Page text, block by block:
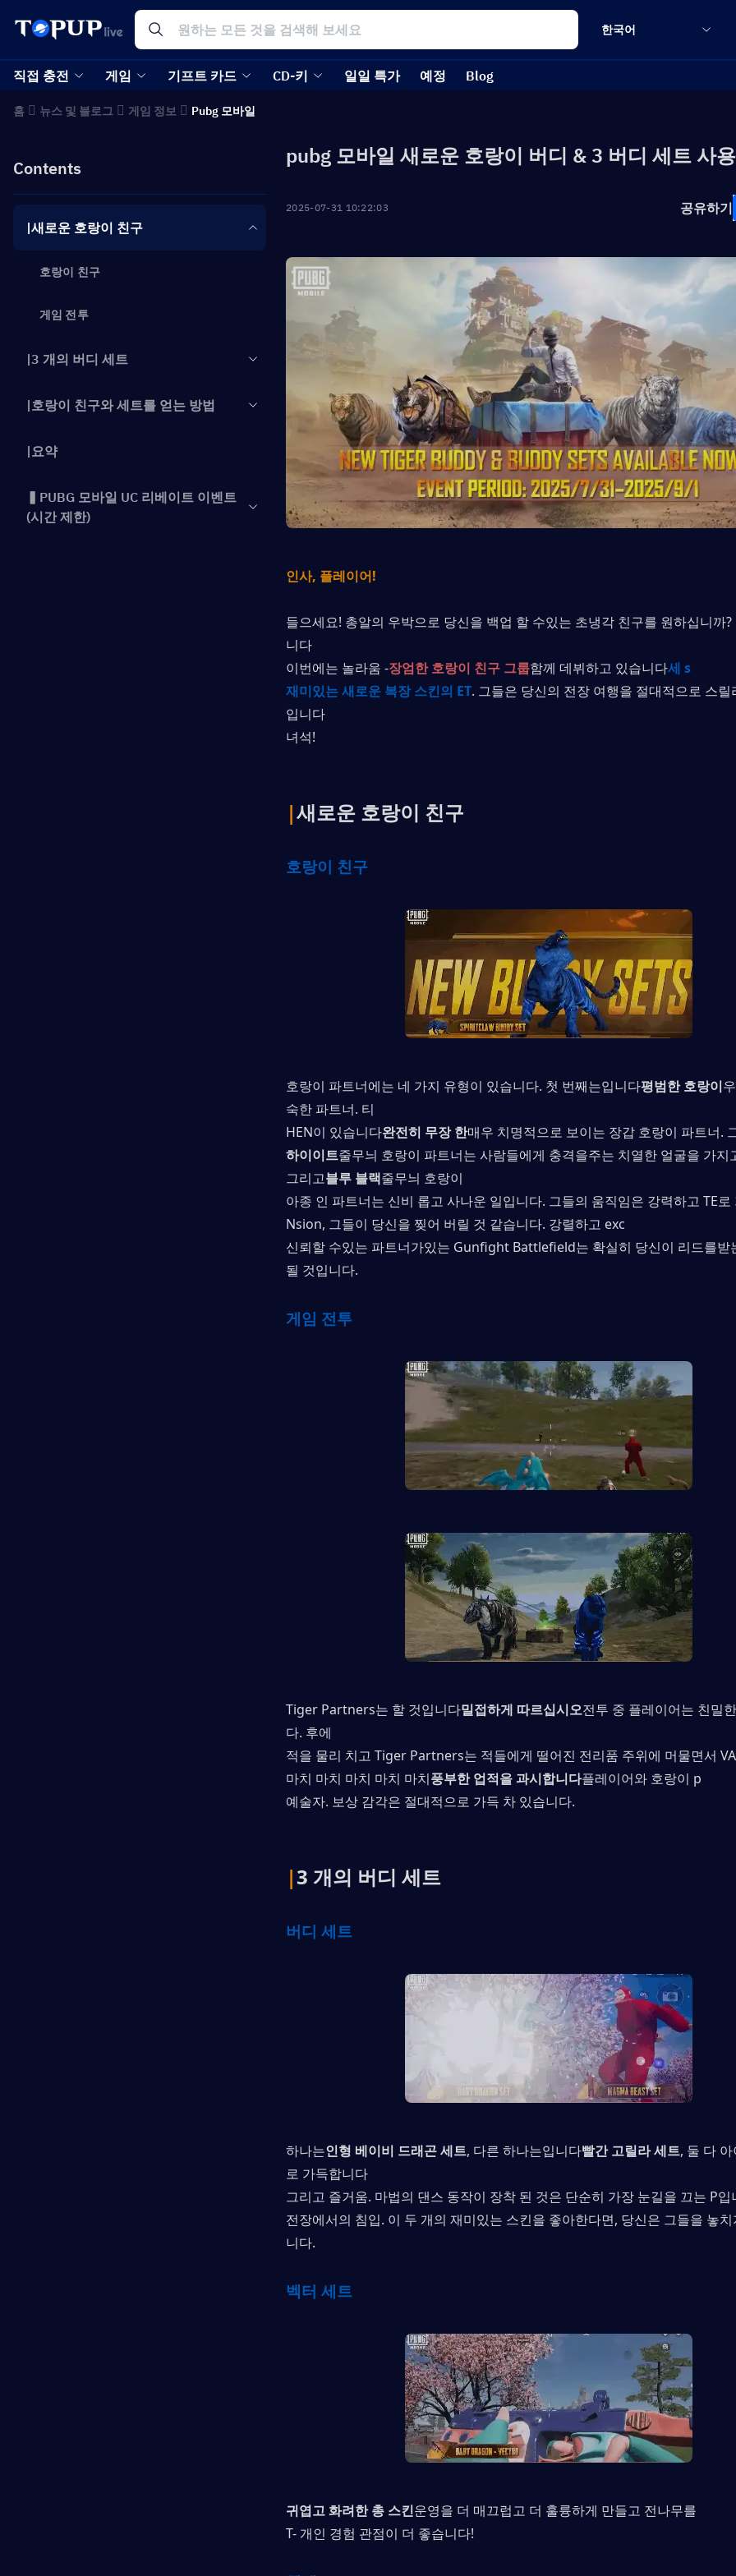
한국어
직접 충전 게임 기프트 카드 CD-키 일일 특가 예정 Blog
홈 뉴스 및 블로그 게임 정보 Pubg 모바일
Contents
|새로운 호랑이 친구
호랑이 친구
게임 전투
|3 개의 버디 세트
|호랑이 친구와 세트를 얻는 방법
|요약
▍PUBG 모바일 UC 리베이트 이벤트
(시간 제한)
pubg 모바일 새로운 호랑이 버디 & 3 버디 세트 사
2025-07-31 10:22:03 공유하기
인사, 플레이어!
들으세요! 총알의 우박으로 당신을 백업 할 수있는 초냉각 친구를 원하십니까?
니다
이번에는 놀라움 -장엄한 호랑이 친구 그룹함께 데뷔하고 있습니다세 s
재미있는 새로운 복장 스킨의 ET. 그들은 당신의 전장 여행을 절대적으로 스릴
입니다
녀석!
|새로운 호랑이 친구
호랑이 친구
호랑이 파트너에는 네 가지 유형이 있습니다. 첫 번째는입니다평범한 호랑이
숙한 파트너. 티
HEN이 있습니다완전히 무장 한매우 치명적으로 보이는 장갑 호랑이 파트너.
하이이트줄무늬 호랑이 파트너는 사람들에게 충격을주는 치열한 얼굴을 가지
그리고블루 블랙줄무늬 호랑이
아종 인 파트너는 신비 롭고 사나운 일입니다. 그들의 움직임은 강력하고 TE
Nsion, 그들이 당신을 찢어 버릴 것 같습니다. 강렬하고 exc
신뢰할 수있는 파트너가있는 Gunfight Battlefield는 확실히 당신이 리드를받
될 것입니다.
게임 전투
Tiger Partners는 할 것입니다밀접하게 따르십시오전투 중 플레이어는 친밀
다. 후에
적을 물리 치고 Tiger Partners는 적들에게 떨어진 전리품 주위에 머물면서
마치 마치 마치 마치 마치풍부한 업적을 과시합니다플레이어와 호랑이 p
예술자. 보상 감각은 절대적으로 가득 차 있습니다.
|3 개의 버디 세트
버디 세트
하나는인형 베이비 드래곤 세트, 다른 하나는입니다빨간 고릴라 세트, 둘 다
로 가득합니다
그리고 즐거움. 마법의 댄스 동작이 장착 된 것은 단순히 가장 눈길을 끄는 P입
전장에서의 침입. 이 두 개의 재미있는 스킨을 좋아한다면, 당신은 그들을 놓
니다.
벡터 세트
귀엽고 화려한 총 스킨운영을 더 매끄럽고 더 훌륭하게 만들고 전나무를
T- 개인 경험 관점이 더 좋습니다!